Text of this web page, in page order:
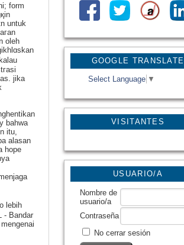
GOOGLE TRANSLATE
Select Language ▼
VISITANTES
USUARIO/A
Nombre de
usuario/a
Contraseña
No cerrar sesión
form
untuk
oleh
jika
bahwa
itu,
alasan
hope
lebih
- Bandar